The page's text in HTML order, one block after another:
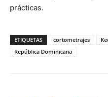
prácticas.
ETIQUETAS cortometrajes
República Dominicana